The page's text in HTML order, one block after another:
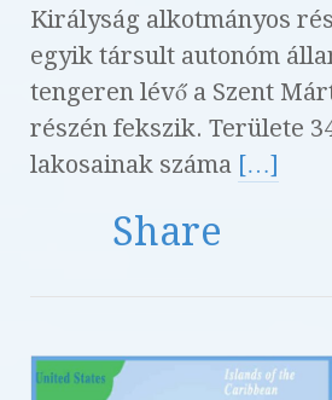
Királyság alkotmányos
egyik társult autonóm
tengeren lévő a Szent
részén fekszik. Területe
lakosainak száma […]
Share